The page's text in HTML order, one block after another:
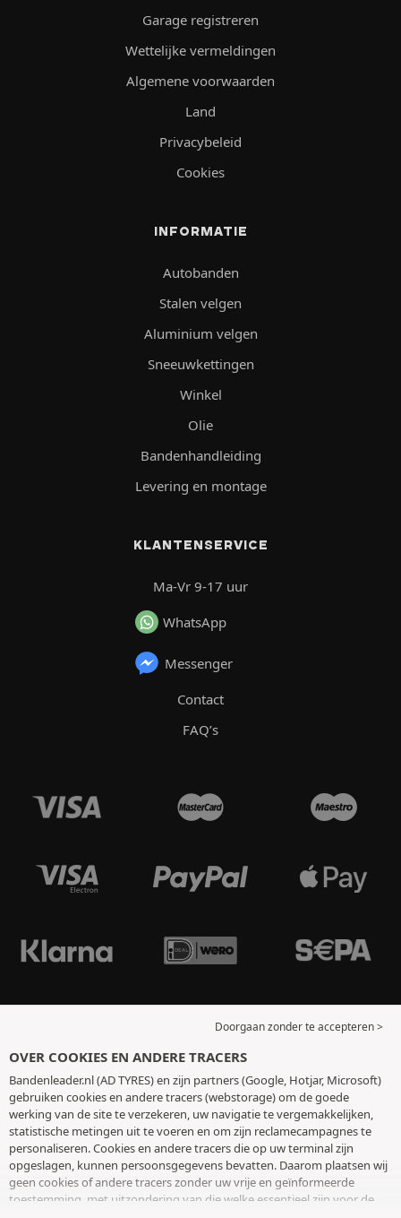
Garage registreren
Wettelijke vermeldingen
Algemene voorwaarden
Land
Privacybeleid
Cookies
INFORMATIE
Autobanden
Stalen velgen
Aluminium velgen
Sneeuwkettingen
Winkel
Olie
Bandenhandleiding
Levering en montage
KLANTENSERVICE
Ma-Vr 9-17 uur
WhatsApp
Messenger
Contact
FAQ’s
Doorgaan zonder te accepteren >
OVER COOKIES EN ANDERE TRACERS
Bandenleader.nl (AD TYRES) en zijn partners (Google, Hotjar, Microsoft)
gebruiken cookies en andere tracers (webstorage) om de goede
werking van de site te verzekeren, uw navigatie te vergemakkelijken,
statistische metingen uit te voeren en om zijn reclamecampagnes te
personaliseren. Cookies en andere tracers die op uw terminal zijn
opgeslagen, kunnen persoonsgegevens bevatten. Daarom plaatsen wij
geen cookies of andere tracers zonder uw vrije en geïnformeerde
toestemming, met uitzondering van die welke essentieel zijn voor de